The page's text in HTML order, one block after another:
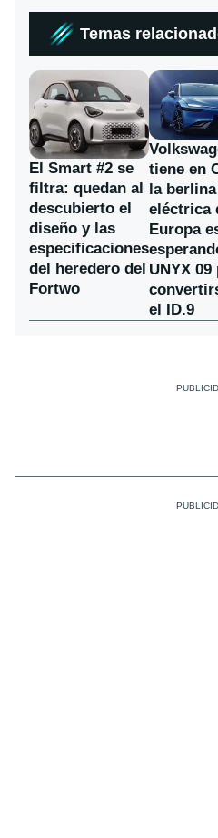
Temas
El Smart #2 se
filtra: quedan al
descubierto el
diseño y las
especificaciones
del heredero del
Fortwo
tiene en
la berlina
eléctrica
Europa
UNYX
el ID.9